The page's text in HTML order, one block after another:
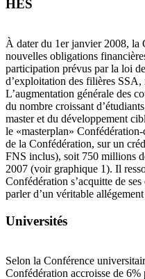
HES
À dater du 1er janvier 2008, la
nouvelles obligations
participation prévus par la loi
d’exploitation des filières SSA,
L’augmentation générale des
du nombre croissant
master et du développement
le «masterplan»
de la Confédération, sur un
FNS inclus), soit 750 millions
2007 (voir graphique 1). Il
Confédération s’acquitte de
parler d’un véritable
Universités
Selon la Conférence
Confédération accroisse de 6%